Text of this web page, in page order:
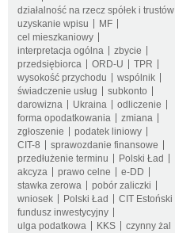
działalność na rzecz spółek i trustów
uzyskanie wpisu
MF
cel mieszkaniowy
interpretacja ogólna
zbycie
przedsiębiorca
ORD-U
TPR
wysokość przychodu
wspólnik
świadczenie usług
subkonto
darowizna
Ukraina
odliczenie
forma opodatkowania
zmiana
zgłoszenie
podatek liniowy
CIT-8
sprawozdanie finansowe
przedłużenie terminu
Polski Ład
akcyza
prawo celne
e-DD
stawka zerowa
pobór zaliczki
wniosek
Polski Ład
CIT Estoński
fundusz inwestycyjny
ulga podatkowa
KKS
czynny żal